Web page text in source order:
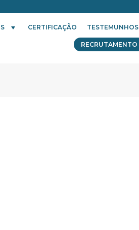
CERTIFICAÇÃO TESTEMUNHOS
RECRUTAMENTO